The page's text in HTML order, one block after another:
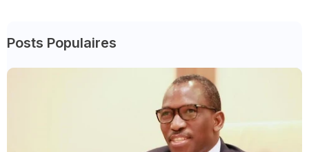
Posts Populaires